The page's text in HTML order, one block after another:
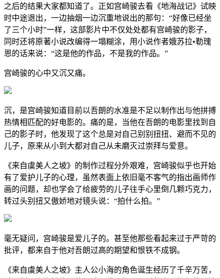
之后的结果大家都知道了。正如宫崎骏去看《地海战记》试映
时中途退出，一边抽烟一边沉重地说出的那句：“好像已经坐
了三个小时”一样，这部影片中不仅处处都有宫崎骏的影子，
同时还将原著小说改编得一塌糊涂，用小说作者娥苏拉•勒瑰
恩的话来说：“这是他的作品，不是我的作品。”
宫崎骏的心中又沉又痛。
沉，是宫崎骏知道目前以吾朗的水准是不足以制作出与他拼搏
热情相匹配的好电影的。痛的是，当他在吾朗的电影里找到自
己的影子时，他发现了这个总是对自己别别扭扭、避而不见的
儿子，原来从小到大都对自己从未磨灭过崇拜与爱意。
《来自虞美人之坡》的制作过程分外艰难，宫崎骏似乎也开始
有了爱护儿子的心理，虽然表面上依旧毫不客气的指出画师作
画的问题，却也学会了给疲劳的儿子往手心里倒几颗巧克力，
转过头别扭又傲娇地对镜头说：“拍什么拍。”
毫无疑问，宫崎骏是爱儿子的。甚至他那些看起来过于严苛的
批评，都来自于他对吾朗过高的期望和恨铁不成钢。
《来自虞美人之坡》主人公小海的角色诞生经历了千辛万苦，